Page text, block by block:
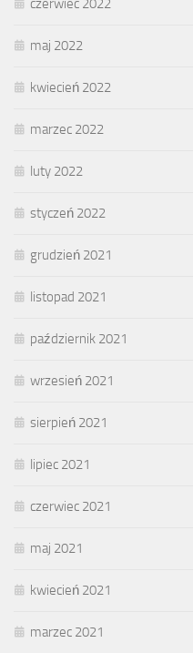
czerwiec 2022
maj 2022
kwiecień 2022
marzec 2022
luty 2022
styczeń 2022
grudzień 2021
listopad 2021
październik 2021
wrzesień 2021
sierpień 2021
lipiec 2021
czerwiec 2021
maj 2021
kwiecień 2021
marzec 2021